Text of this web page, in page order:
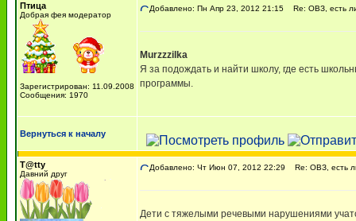
Птица
Добрая фея модератор
Зарегистрирован: 11.09.2008
Сообщения: 1970
Добавлено: Пн Апр 23, 2012 21:15 Re: ОВЗ, есть
Murzzzilka
Я за подождать и найти школу, где есть
программы.
Вернуться к началу
T@tty
Давний друг
Добавлено: Чт Июн 07, 2012 22:29 Re: ОВЗ, есть
Дети с тяжелыми речевыми нарушениями